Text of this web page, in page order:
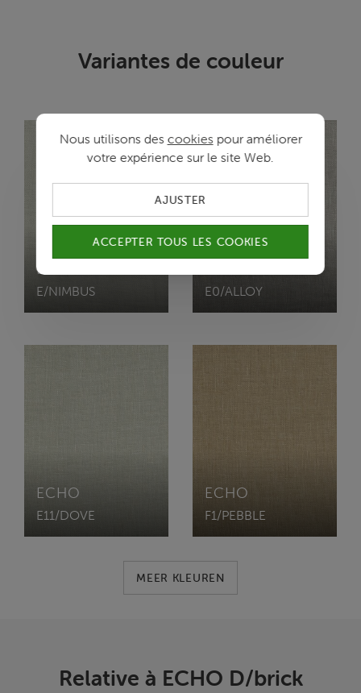
Variantes de couleur
ECHO
E/NIMBUS E0/ALLOY
ECHO
E11/DOVE
ECHO
F1/PEBBLE
MEER KLEUREN
Relative à ECHO D/brick
Nous utilisons des cookiespour améliorer
votre expérience sur le site Web.
AJUSTER
ACCEPTER TOUS LES COOKIES